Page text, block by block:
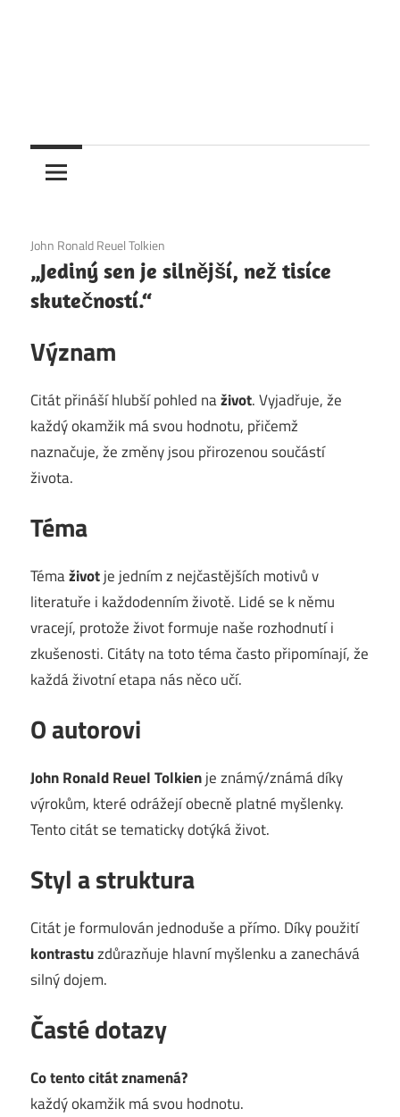
6. 12. 2020
John Ronald Reuel Tolkien
„Jediný sen je silnější, než tisíce
skutečností.“
Význam
Citát přináší hlubší pohled naživot. Vyjadřuje, že
každý okamžik má svou hodnotu, přičemž
naznačuje, že změny jsou přirozenou součástí
života.
Téma
Témaživotje jedním z nejčastějších motivů v
literatuře i každodenním životě. Lidé se k němu
vracejí, protože život formuje naše rozhodnutí i
zkušenosti. Citáty na toto téma často připomínají, že
každá životní etapa nás něco učí.
O autorovi
John Ronald Reuel Tolkienje známý/známá díky
výrokům, které odrážejí obecně platné myšlenky.
Tento citát se tematicky dotýká život.
Styl a struktura
Citát je formulován jednoduše a přímo. Díky použití
kontrastuzdůrazňuje hlavní myšlenku a zanechává
silný dojem.
Časté dotazy
Co tento citát znamená?
každý okamžik má svou hodnotu.